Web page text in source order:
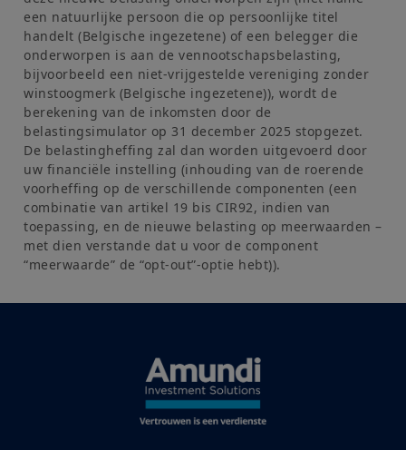
De raadpleging van deze site valt onder de geldende Franse
reglementering en de "Wettelijke vermeldingen/Algemene
voorwaarden voor toegang tot deze website". Indien u beslist
deze website te raadplegen, bevestigt u kennis genomen te
hebben van deze voorwaarden en ze te aanvaarden. Wij raden
u aan om ze in uw belang aandachtig te lezen.
een natuurlijke persoon die op persoonlijke titel
handelt (Belgische ingezetene) of een belegger die
onderworpen is aan de vennootschapsbelasting,
bijvoorbeeld een niet-vrijgestelde vereniging zonder
winstoogmerk (Belgische ingezetene)), wordt de
berekening van de inkomsten door de
belastingsimulator op 31 december 2025 stopgezet.
De belastingheffing zal dan worden uitgevoerd door
uw financiële instelling (inhouding van de roerende
voorheffing op de verschillende componenten (een
combinatie van artikel 19 bis CIR92, indien van
toepassing, en de nieuwe belasting op meerwaarden –
met dien verstande dat u voor de component
“meerwaarde” de “opt-out”-optie hebt)).